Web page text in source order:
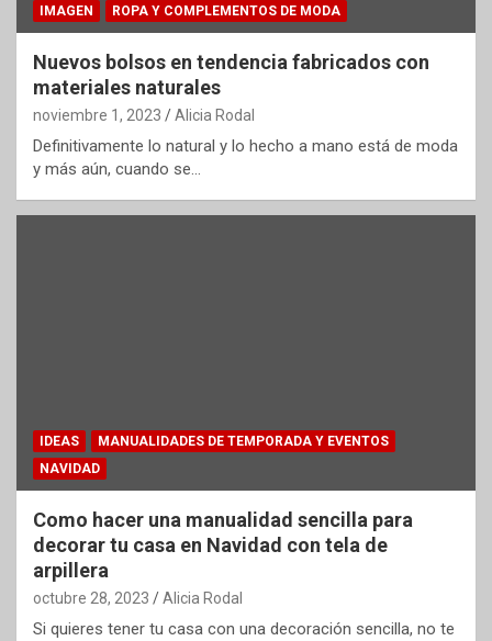
IMAGEN ROPA Y COMPLEMENTOS DE MODA
Nuevos bolsos en tendencia fabricados con
materiales naturales
noviembre 1, 2023 Alicia Rodal
Definitivamente lo natural y lo hecho a mano está de moda
y más aún, cuando se…
IDEAS
MANUALIDADES DE TEMPORADA Y EVENTOS
NAVIDAD
Como hacer una manualidad sencilla para
decorar tu casa en Navidad con tela de
arpillera
octubre 28, 2023 Alicia Rodal
Si quieres tener tu casa con una decoración sencilla, no te